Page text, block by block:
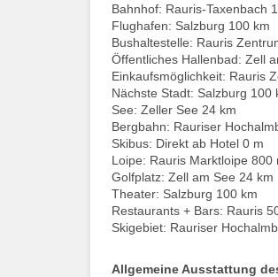
Bahnhof: Rauris-Taxenbach
Flughafen: Salzburg 100 km
Bushaltestelle: Rauris
Öffentliches Hallenbad: Zell
Einkaufsmöglichkeit: Rauris
Nächste Stadt: Salzburg 100
See: Zeller See 24 km
Bergbahn: Rauriser
Skibus: Direkt ab Hotel 0 m
Loipe: Rauris Marktloipe 800
Golfplatz: Zell am See 24 km
Theater: Salzburg 100 km
Restaurants + Bars: Rauris
Skigebiet: Rauriser
Allgemeine Ausstattung